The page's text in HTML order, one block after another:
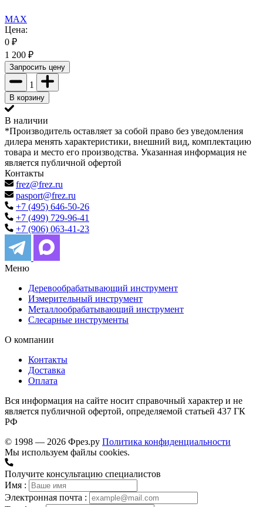
MAX
Цена:
0 ₽
1 200 ₽
Запросить цену
1
В корзину
В наличии
*Производитель оставляет за собой право без уведомления
дилера менять характеристики, внешний вид, комплектацию
товара и место его производства. Указанная информация не
является публичной офертой
Контакты
frez@frez.ru
pasport@frez.ru
+7 (495) 646-50-26
+7 (499) 729-96-41
+7 (906) 063-41-23
Меню
Деревообрабатывающий инструмент
Измерительный инструмент
Металлообрабатывающий инструмент
Слесарные инструменты
О компании
Контакты
Доставка
Оплата
Вся информация на сайте носит справочный характер и не
является публичной офертой, определяемой статьей 437 ГК
РФ
© 1998 — 2026 Фрез.ру Политика конфиденциальности
Мы используем файлы cookies.
Получите консультацию специалистов
Имя :
Электронная почта :